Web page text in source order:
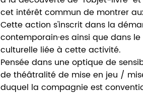
cet intérêt commun de montrer
Cette action s'inscrit dans la
contemporain·es ainsi que dans
culturelle liée à cette activité.
Pensée dans une optique de
de théâtralité de mise en jeu /
duquel la compagnie est